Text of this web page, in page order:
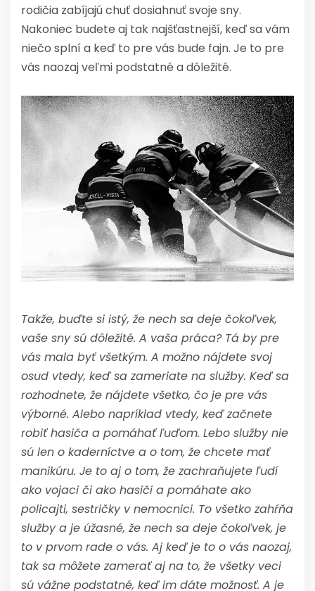
rodičia zabíjajú chuť dosiahnuť svoje sny.
Nakoniec budete aj tak najšťastnejší, keď sa vám
niečo splní a keď to pre vás bude fajn. Je to pre
vás naozaj veľmi podstatné a dôležité.
Takže, buďte si istý, že nech sa deje čokoľvek,
vaše sny sú dôležité. A vaša práca? Tá by pre
vás mala byť všetkým. A možno nájdete svoj
osud vtedy, keď sa zameriate na služby. Keď sa
rozhodnete, že nájdete všetko, čo je pre vás
výborné. Alebo napríklad vtedy, keď začnete
robiť hasiča a pomáhať ľuďom. Lebo služby nie
sú len o kaderníctve a o tom, že chcete mať
manikúru. Je to aj o tom, že zachraňujete ľudí
ako vojaci či ako hasiči a pomáhate ako
policajti, sestričky v nemocnici. To všetko zahŕňa
služby a je úžasné, že nech sa deje čokoľvek, je
to v prvom rade o vás. Aj keď je to o vás naozaj,
tak sa môžete zamerať aj na to, že všetky veci
sú vážne podstatné, keď im dáte možnosť. A je